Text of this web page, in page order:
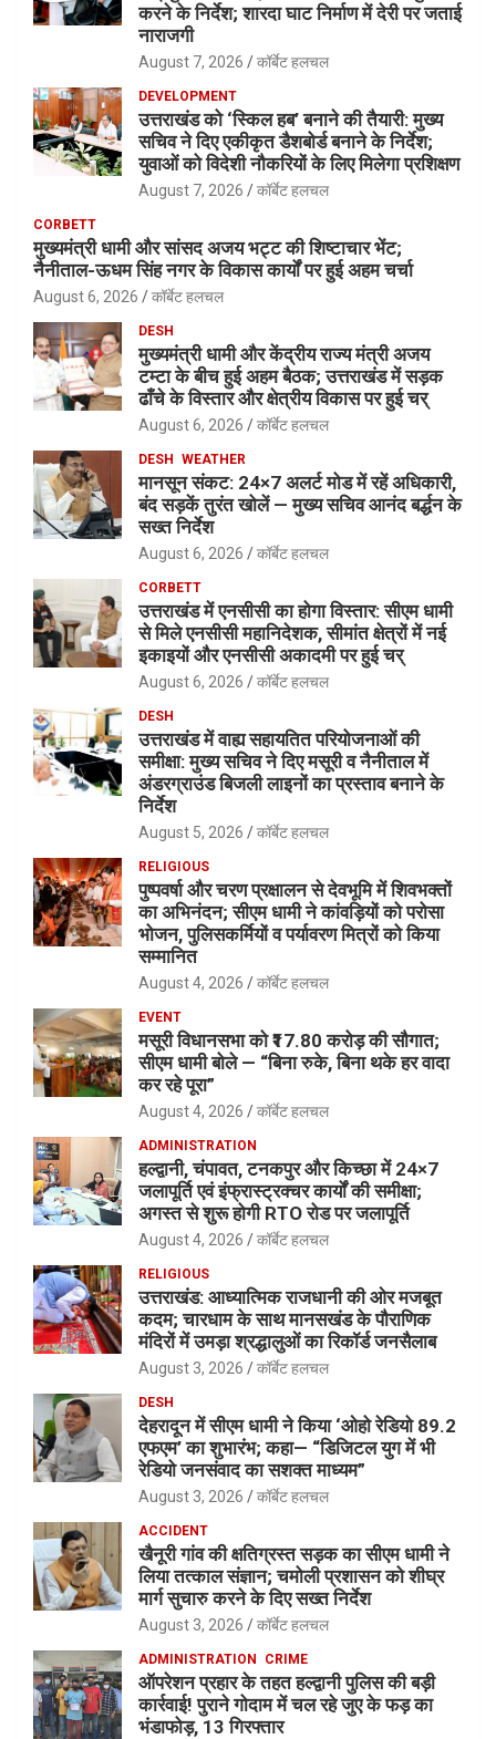
करने के निर्देश; शारदा घाट निर्माण में देरी पर जताई
नाराजगी
August 7, 2026 कॉर्बेट हलचल
DEVELOPMENT
उत्तराखंड को ‘स्किल हब’ बनाने की तैयारी: मुख्य
सचिव ने दिए एकीकृत डैशबोर्ड बनाने के निर्देश;
युवाओं को विदेशी नौकरियों के लिए मिलेगा प्रशिक्षण
August 7, 2026 कॉर्बेट हलचल
CORBETT
मुख्यमंत्री धामी और सांसद अजय भट्ट की शिष्टाचार भेंट;
नैनीताल-ऊधम सिंह नगर के विकास कार्यों पर हुई अहम चर्चा
August 6, 2026 कॉर्बेट हलचल
DESH
मुख्यमंत्री धामी और केंद्रीय राज्य मंत्री अजय
टम्टा के बीच हुई अहम बैठक; उत्तराखंड में सड़क
ढाँचे के विस्तार और क्षेत्रीय विकास पर हुई चर्
August 6, 2026 कॉर्बेट हलचल
DESH WEATHER
मानसून संकट: 24×7 अलर्ट मोड में रहें अधिकारी,
बंद सड़कें तुरंत खोलें — मुख्य सचिव आनंद बर्द्धन के
सख्त निर्देश
August 6, 2026 कॉर्बेट हलचल
CORBETT
उत्तराखंड में एनसीसी का होगा विस्तार: सीएम धामी
से मिले एनसीसी महानिदेशक, सीमांत क्षेत्रों में नई
इकाइयों और एनसीसी अकादमी पर हुई चर्
August 6, 2026 कॉर्बेट हलचल
DESH
उत्तराखंड में वाह्य सहायतित परियोजनाओं की
समीक्षा: मुख्य सचिव ने दिए मसूरी व नैनीताल में
अंडरग्राउंड बिजली लाइनों का प्रस्ताव बनाने के
निर्देश
August 5, 2026 कॉर्बेट हलचल
RELIGIOUS
पुष्पवर्षा और चरण प्रक्षालन से देवभूमि में शिवभक्तों
का अभिनंदन; सीएम धामी ने कांवड़ियों को परोसा
भोजन, पुलिसकर्मियों व पर्यावरण मित्रों को किया
सम्मानित
August 4, 2026 कॉर्बेट हलचल
EVENT
मसूरी विधानसभा को ₹17.80 करोड़ की सौगात;
सीएम धामी बोले — “बिना रुके, बिना थके हर वादा
कर रहे पूरा”
August 4, 2026 कॉर्बेट हलचल
ADMINISTRATION
हल्द्वानी, चंपावत, टनकपुर और किच्छा में 24×7
जलापूर्ति एवं इंफ्रास्ट्रक्चर कार्यों की समीक्षा;
अगस्त से शुरू होगी RTO रोड पर जलापूर्ति
August 4, 2026 कॉर्बेट हलचल
RELIGIOUS
उत्तराखंड: आध्यात्मिक राजधानी की ओर मजबूत
कदम; चारधाम के साथ मानसखंड के पौराणिक
मंदिरों में उमड़ा श्रद्धालुओं का रिकॉर्ड जनसैलाब
August 3, 2026 कॉर्बेट हलचल
DESH
देहरादून में सीएम धामी ने किया ‘ओहो रेडियो 89.2
एफएम’ का शुभारंभ; कहा— “डिजिटल युग में भी
रेडियो जनसंवाद का सशक्त माध्यम”
August 3, 2026 कॉर्बेट हलचल
ACCIDENT
खैनूरी गांव की क्षतिग्रस्त सड़क का सीएम धामी ने
लिया तत्काल संज्ञान; चमोली प्रशासन को शीघ्र
मार्ग सुचारु करने के दिए सख्त निर्देश
August 3, 2026 कॉर्बेट हलचल
ADMINISTRATION CRIME
ऑपरेशन प्रहार के तहत हल्द्वानी पुलिस की बड़ी
कार्रवाई! पुराने गोदाम में चल रहे जुए के फड़ का
भंडाफोड़, 13 गिरफ्तार